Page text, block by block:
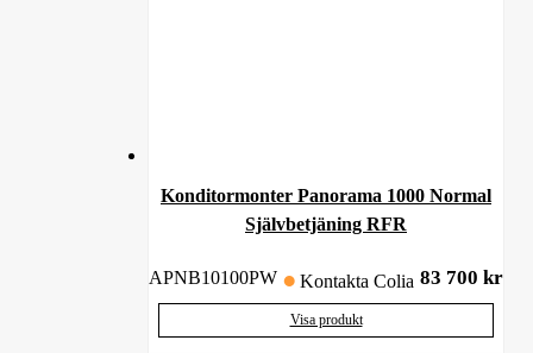
Konditormonter Panorama 1000 Normal
Självbetjäning RFR
APNB10100PW Kontakta Colia 83 700 kr
Visa produkt